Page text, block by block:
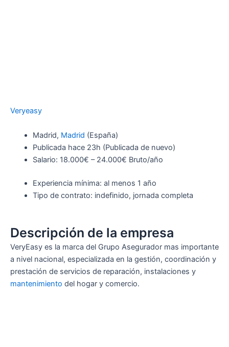
Veryeasy
Madrid, Madrid (España)
Publicada hace 23h (Publicada de nuevo)
Salario: 18.000€ – 24.000€ Bruto/año
Experiencia mínima: al menos 1 año
Tipo de contrato: indefinido, jornada completa
Descripción de la empresa
VeryEasy es la marca del Grupo Asegurador mas importante
a nivel nacional, especializada en la gestión, coordinación y
prestación de servicios de reparación, instalaciones y
mantenimiento del hogar y comercio.